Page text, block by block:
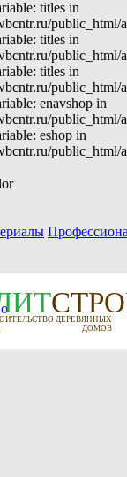
titles in
public_html/
titles in
public_html/
titles in
public_html/
enavshop in
public_html/
eshop in
public_html/
ИТ
ДЕРЕВЯННЫХ
ДОМОВ